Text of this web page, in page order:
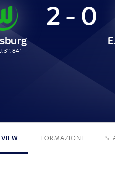
31', 84'
2 - 0
FORMAZIONI